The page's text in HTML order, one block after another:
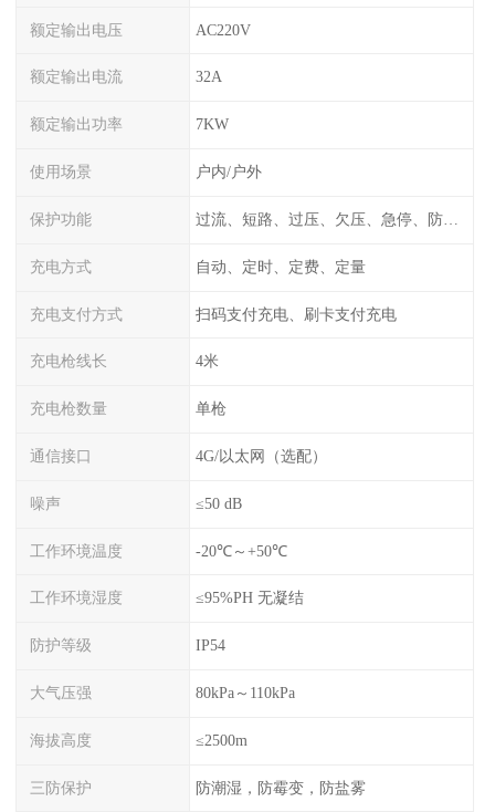
额定输出电压 AC220V
额定输出电流 32A
额定输出功率 7KW
使用场景 户内/户外
保护功能 过流、短路、过压、欠压、急停、防雷、漏电保护
充电方式 自动、定时、定费、定量
充电支付方式 扫码支付充电、刷卡支付充电
充电枪线长 4米
充电枪数量 单枪
通信接口 4G/以太网（选配）
噪声 ≤50 dB
工作环境温度 -20℃～+50℃
工作环境湿度 ≤95%PH 无凝结
防护等级 IP54
大气压强 80kPa～110kPa
海拔高度 ≤2500m
三防保护 防潮湿，防霉变，防盐雾